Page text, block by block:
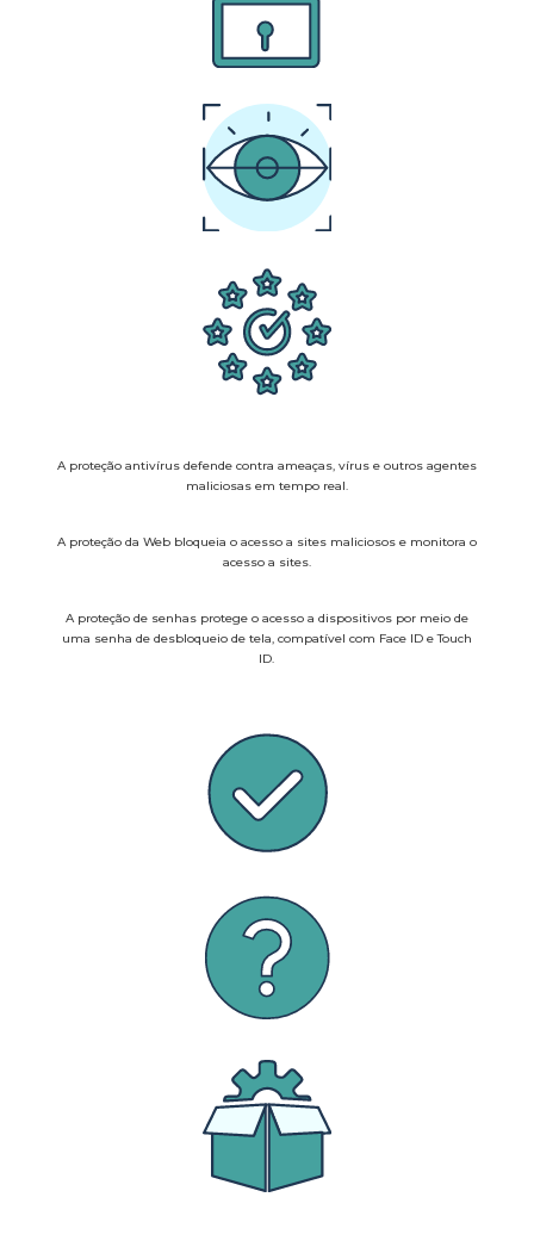
A proteção antivírus defende contra ameaças, vírus e outros agentes
maliciosas em tempo real.
A proteção da Web bloqueia o acesso a sites maliciosos e monitora o
acesso a sites.
A proteção de senhas protege o acesso a dispositivos por meio de
uma senha de desbloqueio de tela, compatível com Face ID e Touch
ID.